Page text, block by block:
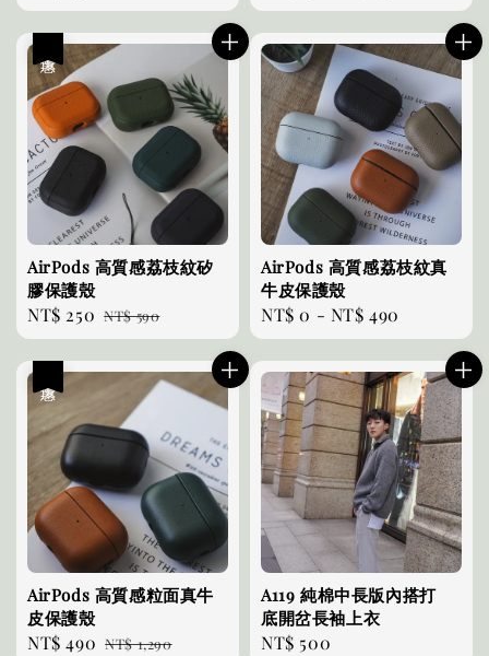
price
price
price
AirPods 高質感荔枝紋矽
膠保護殼
Sale
price
NT$ 250 Regular
price
NT$ 590
AirPods 高質感荔枝紋真
牛皮保護殼
Regular
price
NT$ 0 - NT$ 490
AirPods 高質感粒面真牛
皮保護殼
Sale
NT$ 490 Regular
NT$ 1,290
A119 純棉中長版內搭打
底開岔長袖上衣
Regular
NT$ 500